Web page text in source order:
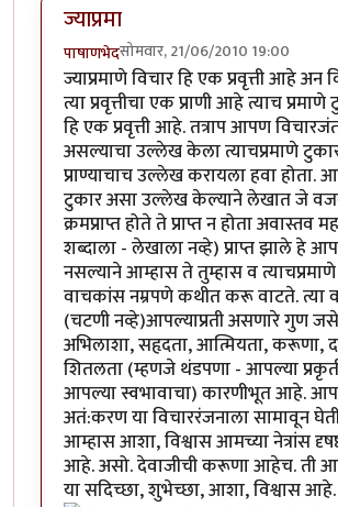
ज्याप्रमा
पाषाणभेदसोमवार, 21/06/2010 19:00
ज्याप्रमाणे विचार हि एक प्रवृत्ती आहे अन
त्या प्रवृत्तीचा एक प्राणी आहे त्याच
हि एक प्रवृत्ती आहे. तत्राप आपण विचारजंत
असल्याचा उल्लेख केला त्याचप्रमाणे
प्राण्याचाच उल्लेख करायला हवा
टुकार असा उल्लेख केल्याने लेखात जे वजन
क्रमप्राप्त होते ते प्राप्त न होता अवास्तव
शब्दाला - लेखाला नव्हे) प्राप्त झाले हे
नसल्याने आम्हास ते तुम्हास व
वाचकांस नम्रपणे कथीत करू वाटते. त्या
(चटणी नव्हे)आपल्याप्रती असणारे गुण जसे
अभिलाशा, सहृदता, आत्मियता, करूणा,
शितलता (म्हणजे थंडपणा - आपल्या
आपल्या स्वभावाचा) कारणीभूत आहे.
अतं:करण या विचाररंजनाला सामावून
आम्हास आशा, विश्वास आमच्या नेत्रांस
आहे. असो. देवाजीची करूणा आहेच. ती
या सदिच्छा, शुभेच्छा, आशा, विश्वास